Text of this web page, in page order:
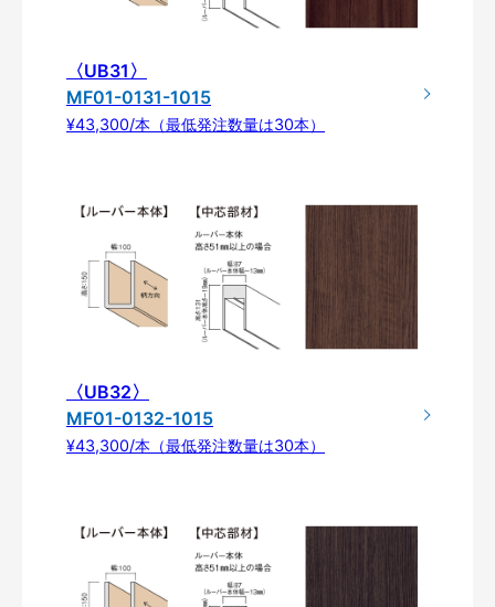
〈UB31〉
MF01-0131-1015
¥43,300/本（最低発注数量は30本）
〈UB32〉
MF01-0132-1015
¥43,300/本（最低発注数量は30本）